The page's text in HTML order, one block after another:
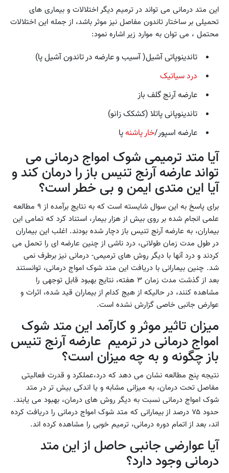
این متد درمانی می تواند در ترمیم دیگر اختلالات و بیماری های
تحمیلی بر ساختار تاندون مفاصل نیز موثر باشد، از جمله این اختلالات
محتمل ، می توان به موارد زیر اشاره نمود:
تاندینوپاتی آشیل( آسیب و عارضه در تاندون آشیل پا)
درد سیاتیک
عارضه آرنج گلف باز
تاندینوپانی پاتلا (کشکک زانو)
عارضه اسپور/خار پاشنهپا
آیا متد ترمیمی شوک امواج درمانی می
تواند عارضه آرنج تنیس باز را درمان کند و
آیا این متدی ایمن و بی خطر است؟
برای پاسخ به این سوال شایسته است که به نتایج برآمده از ۹ مطالعه
علمی انجام شده بر روی بیش از هزار بیمار، استناد کرد که تمامی این
بیماران، به عارضه آرنج تنیس باز دچار شده بودند. اغلب این بیماران
در طول مدت زمان طولانی، درد ناشی از چنین عارضه ای را تحمل می
کردند و درد آنها با دیگر روش های ترمیمی- درمانی نیز برطرف نمی
شد. چنین بیمارانی با دریافت این متد شوک امواج درمانی، توانستند
بعد از گذشت مدت زمان ۳ هفته، نتایج بهبود قابل توجهی را
مشاهده کنند، در حالیکه از هیج کدام از بیماران قید شده، اثرات و
عوارض جانبی خاصی گزارش نشده است.
میزان تاثیر موثر و کارآمد این متد شوک
امواج درمانی در ترمیم عارضه آرنج تنیس
باز چگونه و به چه میزان است؟
نتیجه پنج مطالعه نشان می دهد که درد،عملکرد و قدرت فعالیتی
مفاصل تحت درمان، به میزانی مشابه و یا اندکی بیش تر در متد
شوک امواج درمانی نسبت به دیگر روش های درمان، بهبود می یابند.
حدود ۷۵ درصد از بیمارانی که متد شوک امواج درمانی را دریافت کرده
اند، بعد از اتمام دوره درمانی، ترمیم خوبی را مشاهده کرده اند.
آیا عوارضی جانبی حاصل از این متد
درمانی وجود دارد؟